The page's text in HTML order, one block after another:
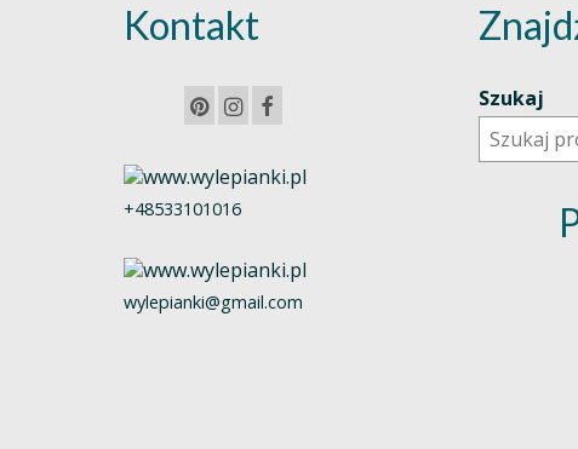
Kontakt
+48533101016
wylepianki@gmail.com
Szukaj